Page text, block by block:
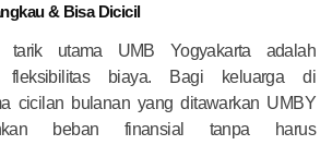
& Bisa Dicicil
utama UMB Yogyakarta adalah
fleksibilitas biaya. Bagi keluarga di
cicilan bulanan yang ditawarkan UMBY
beban finansial tanpa harus